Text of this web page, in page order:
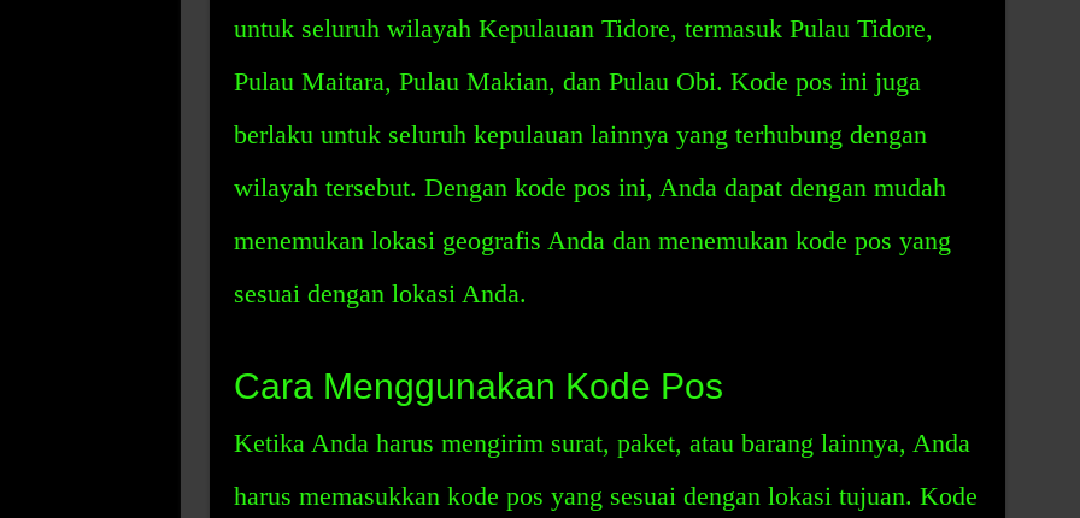
untuk seluruh wilayah Kepulauan Tidore, termasuk Pulau Tidore,
Pulau Maitara, Pulau Makian, dan Pulau Obi. Kode pos ini juga
berlaku untuk seluruh kepulauan lainnya yang terhubung dengan
wilayah tersebut. Dengan kode pos ini, Anda dapat dengan mudah
menemukan lokasi geografis Anda dan menemukan kode pos yang
sesuai dengan lokasi Anda.
Cara Menggunakan Kode Pos
Ketika Anda harus mengirim surat, paket, atau barang lainnya, Anda
harus memasukkan kode pos yang sesuai dengan lokasi tujuan. Kode